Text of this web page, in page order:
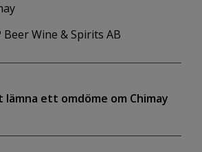
Beer Wine & Spirits AB
ett omdöme om Chimay